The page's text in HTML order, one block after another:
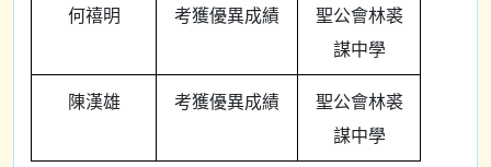
何禧明 考獲優異成績
聖公會林裘
謀中學
陳漢雄 考獲優異成績
聖公會林裘
謀中學